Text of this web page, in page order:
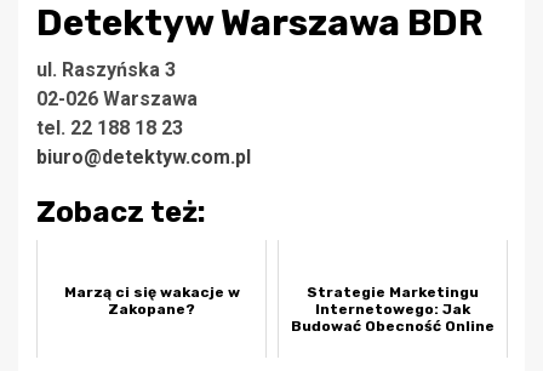
Detektyw Warszawa BDR
ul. Raszyńska 3
02-026 Warszawa
tel. 22 188 18 23
biuro@detektyw.com.pl
Zobacz też:
Marzą ci się wakacje w
Zakopane?
Strategie Marketingu
Internetowego: Jak
Budować Obecność Online